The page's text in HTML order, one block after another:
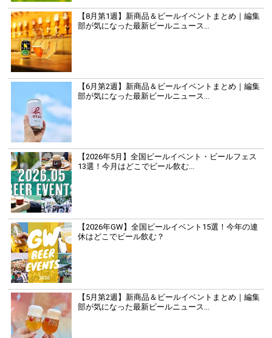
【8月第1週】新商品＆ビールイベントまとめ｜編集
部が気になった最新ビールニュース...
【6月第2週】新商品＆ビールイベントまとめ｜編集
部が気になった最新ビールニュース...
【2026年5月】全国ビールイベント・ビールフェス
13選！今月はどこでビール飲む...
【2026年GW】全国ビールイベント15選！今年の連
休はどこでビール飲む？
【5月第2週】新商品＆ビールイベントまとめ｜編集
部が気になった最新ビールニュース...